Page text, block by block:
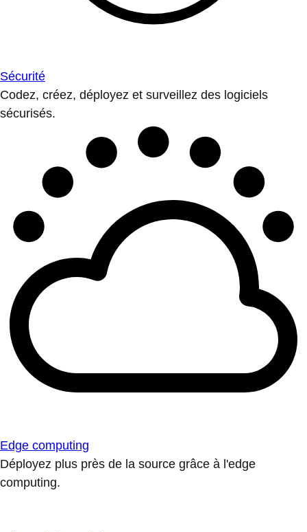
Sécurité
Codez, créez, déployez et surveillez des logiciels
sécurisés.
Edge computing
Déployez plus près de la source grâce à l'edge
computing.